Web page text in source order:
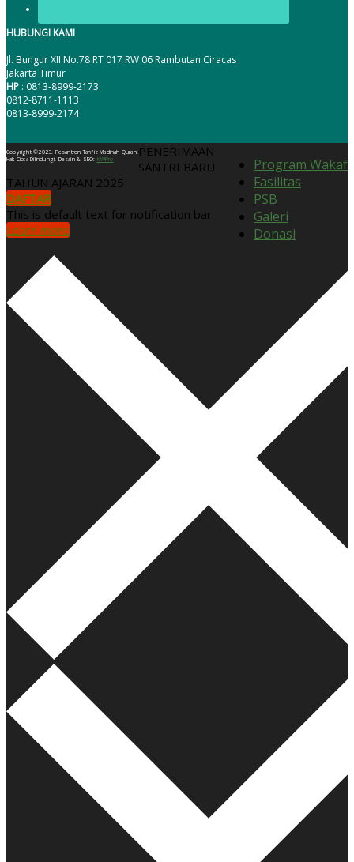
HUBUNGI KAMI
Jl. Bungur XII No.78 RT 017 RW 06 Rambutan Ciracas
Jakarta Timur
HP : 0813-8999-2173
0812-8711-1113
0813-8999-2174
Program Wakaf
Fasilitas
PSB
Galeri
Donasi
Copyright ©2023. Pesantren Tahfiz Madinah Quran.
Hak Cipta Dilindungi. Desain & SEO: KWPro
PENERIMAAN
SANTRI BARU
TAHUN AJARAN 2025
DAFTAR
This is default text for notification bar
Learn more